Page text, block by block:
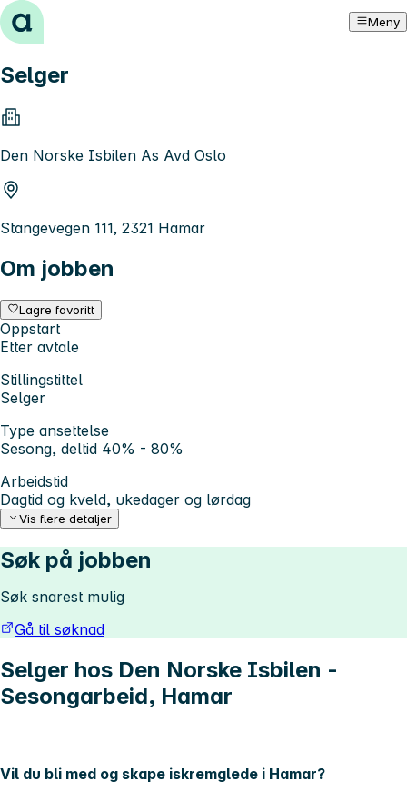
Hopp til innhold Meny
Selger
Den Norske Isbilen As Avd Oslo
Stangevegen 111, 2321 Hamar
Om jobben
Lagre favoritt
Oppstart
Etter avtale
Stillingstittel
Selger
Type ansettelse
Sesong, deltid 40% - 80%
Arbeidstid
Dagtid og kveld, ukedager og lørdag
Vis flere detaljer
Søk på jobben
Søk snarest mulig
Gå til søknad
Selger hos Den Norske Isbilen -
Sesongarbeid, Hamar
Vil du bli med og skape iskremglede i Hamar?